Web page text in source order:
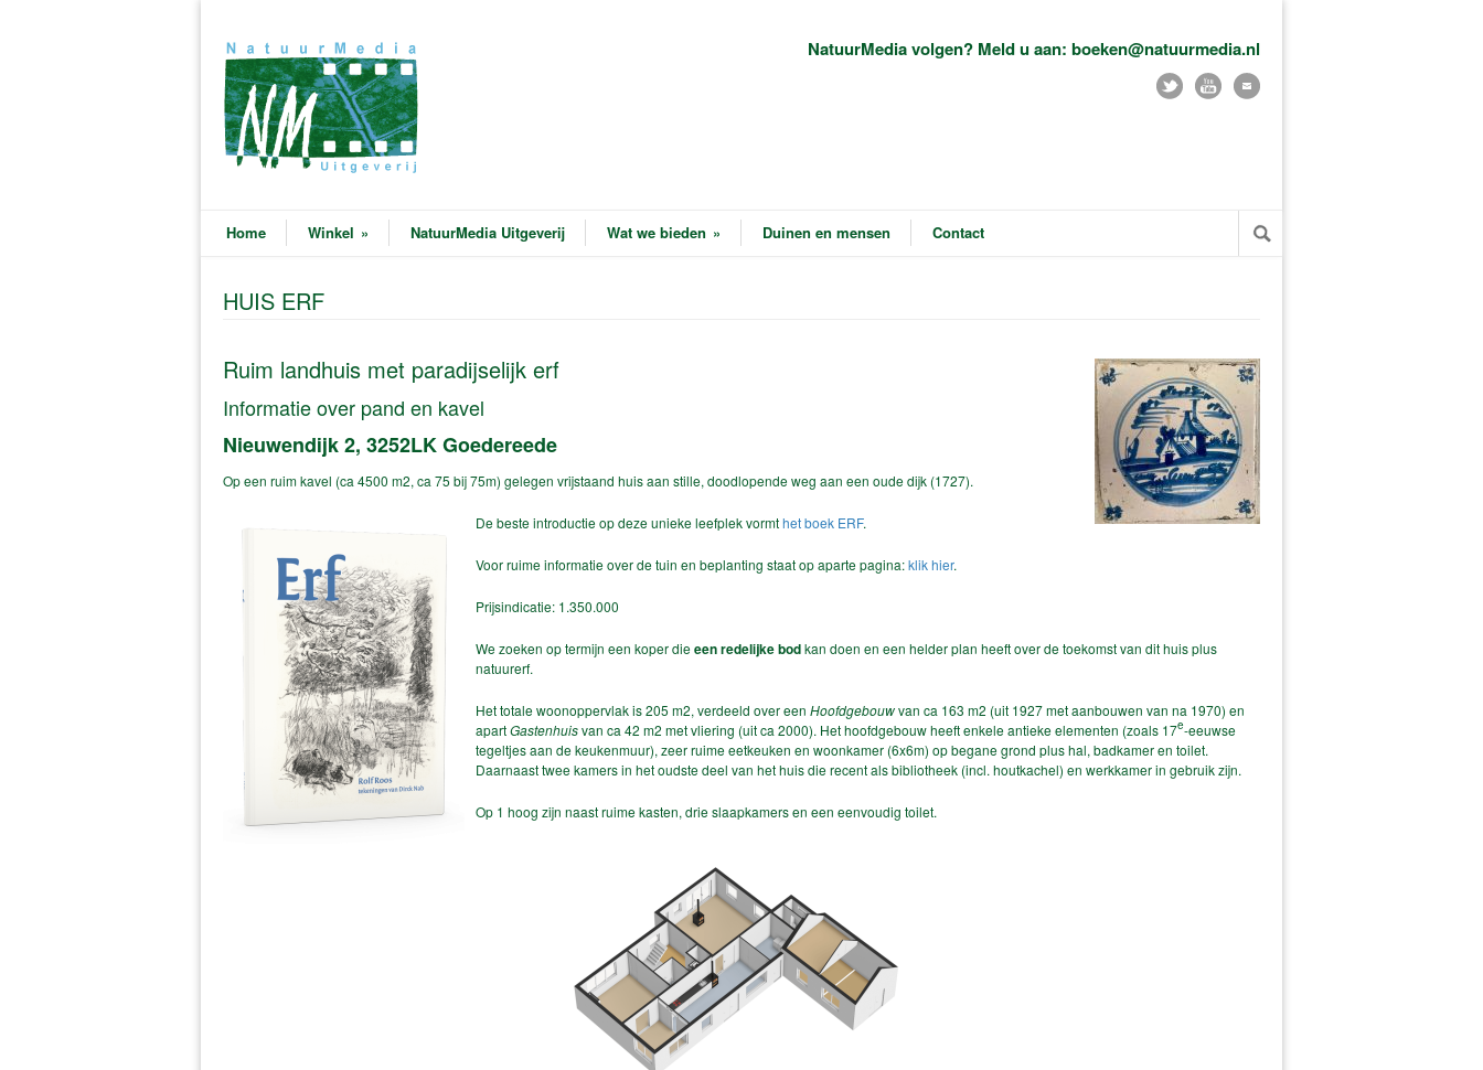
NatuurMedia volgen? Meld u aan: boeken@natuurmedia.nl
Home Winkel » NatuurMedia Uitgeverij Wat we bieden » Duinen en mensen Contact
HUIS ERF
Ruim landhuis met paradijselijk erf
Informatie over pand en kavel
Nieuwendijk 2, 3252LK Goedereede
Op een ruim kavel (ca 4500 m2, ca 75 bij 75m) gelegen vrijstaand huis aan stille, doodlopende weg aan een oude dijk (1727).
De beste introductie op deze unieke leefplek vormthet boek ERF.
Voor ruime informatie over de tuin en beplanting staat op aparte pagina:klik hier.
Prijsindicatie: 1.350.000
We zoeken op termijn een koper dieeen redelijke bodkan doen en een helder plan heeft over de toekomst van dit huis plus
natuurerf.
Het totale woonoppervlak is 205 m2, verdeeld over een Hoofdgebouwvan ca 163 m2 (uit 1927 met aanbouwen van na 1970) en
apartGastenhuisvan ca 42 m2 met vliering (uit ca 2000). Het hoofdgebouw heeft enkele antieke elementen (zoals 17e-eeuwse
tegeltjes aan de keukenmuur), zeer ruime eetkeuken en woonkamer (6x6m) op begane grond plus hal, badkamer en toilet.
Daarnaast twee kamers in het oudste deel van het huis die recent als bibliotheek (incl. houtkachel) en werkkamer in gebruik zijn.
Op 1 hoog zijn naast ruime kasten, drie slaapkamers en een eenvoudig toilet.